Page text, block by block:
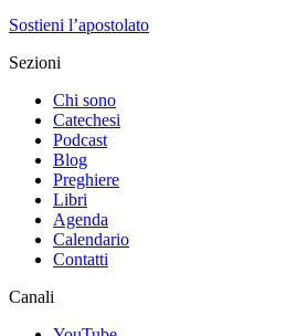
Sostieni l’apostolato
Sezioni
Chi sono
Catechesi
Podcast
Blog
Preghiere
Libri
Agenda
Calendario
Contatti
Canali